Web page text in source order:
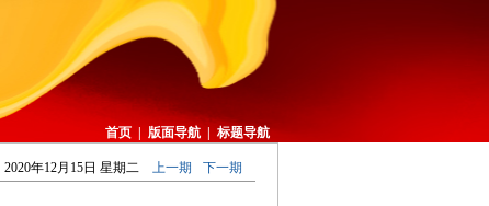
首页 版面导航 标题导航
2020年12月15日 星期二 上一期 下一期